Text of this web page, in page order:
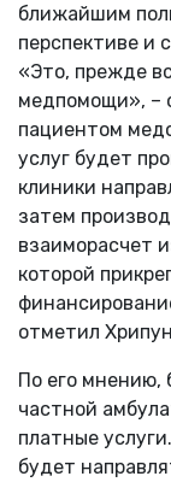
ближайшим
перспективе и
«Это, прежде
медпомощи», –
пациентом
услуг будет
клиники
затем
взаиморасчет
которой
отметил
По его мнению,
частной
платные
будет